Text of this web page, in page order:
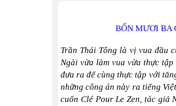
BỐN MƯƠI BA
Trần Thái Tông là vị vua đầu
Ngài vừa làm vua vừa thực
đưa ra để cùng thực tập với
những công án này ra tiếng
cuốn Clé Pour Le Zen, tác giả